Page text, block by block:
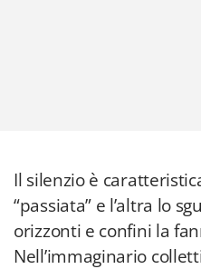
Il silenzio è
“passiata” e l’altra lo
orizzonti e confini la
Nell’immaginario